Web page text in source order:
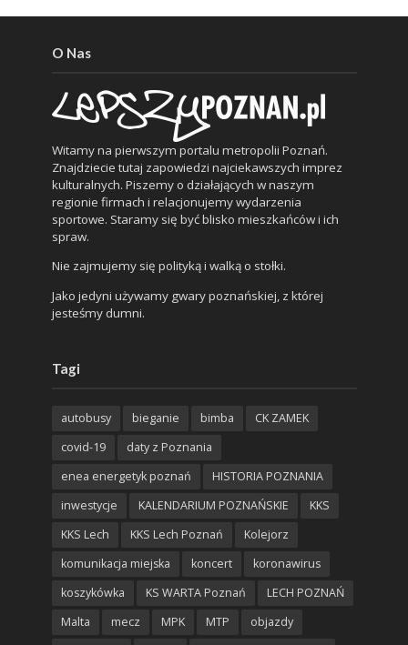
O Nas
Witamy na pierwszym portalu metropolii Poznań.
Znajdziecie tutaj zapowiedzi najciekawszych imprez
kulturalnych. Piszemy o działających w naszym
regionie firmach i relacjonujemy wydarzenia
sportowe. Staramy się być blisko mieszkańców i ich
spraw.
Nie zajmujemy się polityką i walką o stołki.
Jako jedyni używamy gwary poznańskiej, z której
jesteśmy dumni.
Tagi
autobusy bieganie bimba
CK ZAMEK
covid-19
daty z Poznania
enea energetyk poznań
HISTORIA POZNANIA
inwestycje
KALENDARIUM POZNAŃSKIE
KKS
KKS Lech
KKS Lech Poznań
Kolejorz
komunikacja miejska
koncert
koronawirus
koszykówka
KS WARTA Poznań
LECH POZNAŃ
Malta
mecz MPK MTP
objazdy